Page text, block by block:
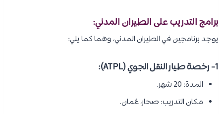
برامج التدريب على الطيران المدني:
يوجد برنامجين في الطيران المدني، وهما كما يلي:
1- رخصة طيار النقل الجوي (ATPL):
المدة: 20 شهر.
مكان التدريب: صحار، عُمان.